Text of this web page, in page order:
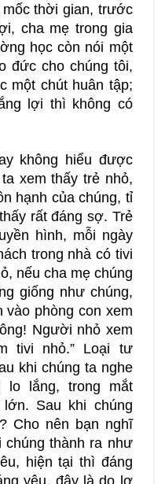
mốc thời gian, trước
cha mẹ trong gia
học còn nói một
đức cho chúng tôi,
một chút huân tập;
lợi thì không có
không hiểu được
xem thấy trẻ nhỏ,
hạnh của chúng, tỉ
rất đáng sợ. Trẻ
hình, mỗi ngày
trong nhà có tivi
nếu cha mẹ chúng
giống như chúng,
vào phòng con xem
Người nhỏ xem
tivi nhỏ.” Loại tư
khi chúng ta nghe
lo lắng, trong mắt
Sau khi chúng
Cho nên bạn nghĩ
thành ra như
hiện tại thì đáng
yêu, đây là do lơ